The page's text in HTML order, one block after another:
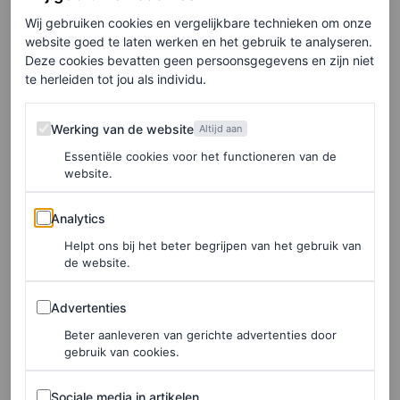
die eigenlijk niet kloppen. Klanten zijn slimmer dan dat.”
Zo duurzaam mogelijk
Duurzaamheid is nu een business case. Veel mensen
zoeken naar duurzame kleding, dus er valt geld mee te
verdienen. Maar hoe kun je als klant nou het kaf van het
koren scheiden? Hieronder een aantal tips van Marieke
om erachter te komen hoe geloofwaardig kledingmerken
Onafhankelijke instantie
“Het is superbelangrijk dat een merk een onafhankelijke
instantie laat verifiëren wat er gebeurt. Merken kunnen
Wij gebruiken cookies en vergelijkbare technieken om onze
website goed te laten werken en het gebruik te analyseren.
Deze cookies bevatten geen persoonsgegevens en zijn niet
te herleiden tot jou als individu.
Werking van de website
Werking van de website Altijd aan
Essentiële cookies voor het functioneren van de
website.
Analytics
Analytics
Helpt ons bij het beter begrijpen van het gebruik van
de website.
Advertenties
Advertenties
Beter aanleveren van gerichte advertenties door
gebruik van cookies.
Sociale media in artikelen
Sociale media in artikelen